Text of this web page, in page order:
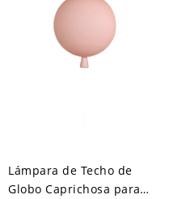
Lámpara de Techo de
Globo Caprichosa para